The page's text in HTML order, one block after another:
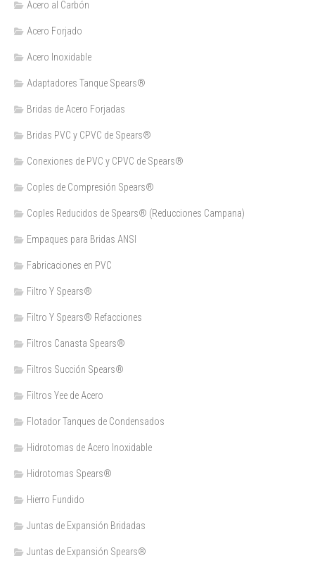
Acero al Carbón
Acero Forjado
Acero Inoxidable
Adaptadores Tanque Spears®
Bridas de Acero Forjadas
Bridas PVC y CPVC de Spears®
Conexiones de PVC y CPVC de Spears®
Coples de Compresión Spears®
Coples Reducidos de Spears® (Reducciones Campana)
Empaques para Bridas ANSI
Fabricaciones en PVC
Filtro Y Spears®
Filtro Y Spears® Refacciones
Filtros Canasta Spears®
Filtros Succión Spears®
Filtros Yee de Acero
Flotador Tanques de Condensados
Hidrotomas de Acero Inoxidable
Hidrotomas Spears®
Hierro Fundido
Juntas de Expansión Bridadas
Juntas de Expansión Spears®